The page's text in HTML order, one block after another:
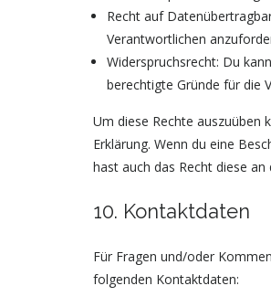
Recht auf
Verantwortlichen
Widerspruchsrecht: Du
berechtigte Gründe für die
Um diese Rechte auszuüben
Erklärung. Wenn du eine
hast auch das Recht diese
10. Kontaktdaten
Für Fragen und/oder
folgenden Kontaktdaten: